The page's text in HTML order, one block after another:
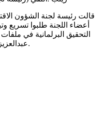
قالت رئيسة لجنة الشؤون
أعضاء اللجنة طلبوا تسريع
التحقيق البرلمانية في
عبدالعزيز، قبل نهاية الدورة البرلمانية الحالية.